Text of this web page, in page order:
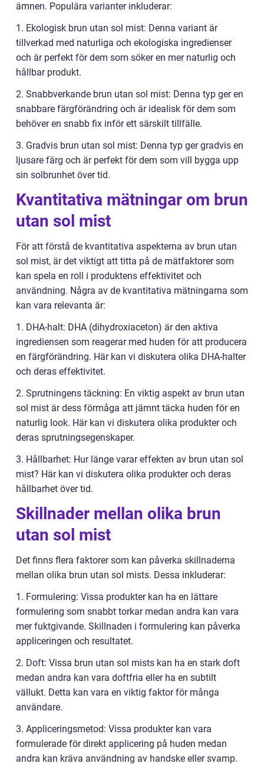
ämnen. Populära varianter inkluderar:
1. Ekologisk brun utan sol mist: Denna variant är
tillverkad med naturliga och ekologiska ingredienser
och är perfekt för dem som söker en mer naturlig och
hållbar produkt.
2. Snabbverkande brun utan sol mist: Denna typ ger en
snabbare färgförändring och är idealisk för dem som
behöver en snabb fix inför ett särskilt tillfälle.
3. Gradvis brun utan sol mist: Denna typ ger gradvis en
ljusare färg och är perfekt för dem som vill bygga upp
sin solbrunhet över tid.
Kvantitativa mätningar om brun
utan sol mist
För att förstå de kvantitativa aspekterna av brun utan
sol mist, är det viktigt att titta på de mätfaktorer som
kan spela en roll i produktens effektivitet och
användning. Några av de kvantitativa mätningarna som
kan vara relevanta är:
1. DHA-halt: DHA (dihydroxiaceton) är den aktiva
ingrediensen som reagerar med huden för att producera
en färgförändring. Här kan vi diskutera olika DHA-halter
och deras effektivitet.
2. Sprutningens täckning: En viktig aspekt av brun utan
sol mist är dess förmåga att jämnt täcka huden för en
naturlig look. Här kan vi diskutera olika produkter och
deras sprutningsegenskaper.
3. Hållbarhet: Hur länge varar effekten av brun utan sol
mist? Här kan vi diskutera olika produkter och deras
hållbarhet över tid.
Skillnader mellan olika brun
utan sol mist
Det finns flera faktorer som kan påverka skillnaderna
mellan olika brun utan sol mists. Dessa inkluderar:
1. Formulering: Vissa produkter kan ha en lättare
formulering som snabbt torkar medan andra kan vara
mer fuktgivande. Skillnaden i formulering kan påverka
appliceringen och resultatet.
2. Doft: Vissa brun utan sol mists kan ha en stark doft
medan andra kan vara doftfria eller ha en subtilt
vällukt. Detta kan vara en viktig faktor för många
användare.
3. Appliceringsmetod: Vissa produkter kan vara
formulerade för direkt applicering på huden medan
andra kan kräva användning av handske eller svamp.